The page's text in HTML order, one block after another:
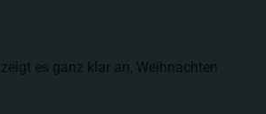
es ganz klar an, Weihnachten